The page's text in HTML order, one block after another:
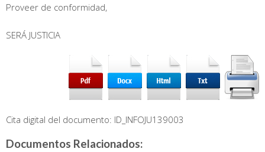
Proveer de conformidad,
SERÁ JUSTICIA
Cita digital del documento: ID_INFOJU139003
Documentos Relacionados: